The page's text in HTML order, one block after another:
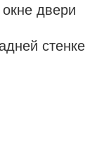
двери
стенке